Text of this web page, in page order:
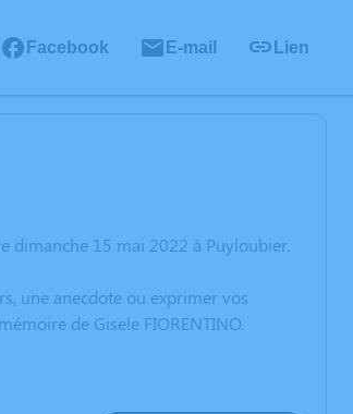
Facebook E-mail Lien
dimanche 15 mai 2022 à Puyloubier.
une anecdote ou exprimer vos
de Gisele FIORENTINO.